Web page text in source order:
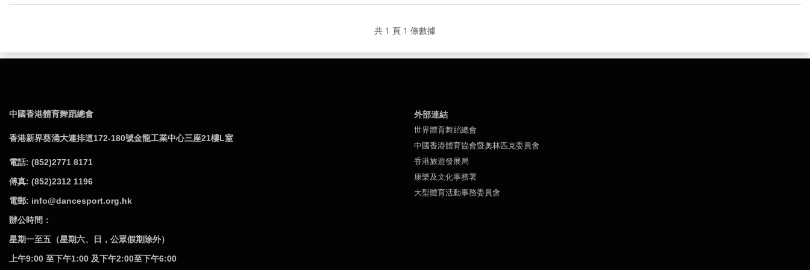
共 1 頁 1 條數據
中國香港體育舞蹈總會
香港新界葵涌大連排道172-180號金龍工業中心三座21樓L室
電話: (852)2771 8171
傅真: (852)2312 1196
電郵: info@dancesport.org.hk
辦公時間：
星期一至五（星期六、日，公眾假期除外）
上午9:00 至下午1:00 及下午2:00至下午6:00
外部連結
世界體育舞蹈總會
中國香港體育協會暨奧林匹克委員會
香港旅遊發展局
康樂及文化事務署
大型體育活動事務委員會